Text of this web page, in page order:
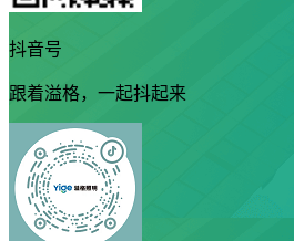
抖音号
跟着溢格，一起抖起来